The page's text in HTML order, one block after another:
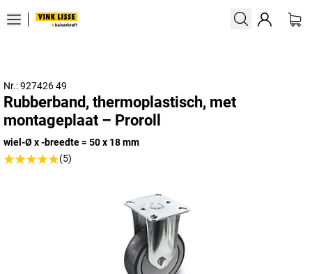
Nr.: 927426 49
Rubberband, thermoplastisch, met
montageplaat – Proroll
wiel-Ø x -breedte = 50 x 18 mm
(5)